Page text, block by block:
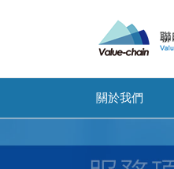
關於我們